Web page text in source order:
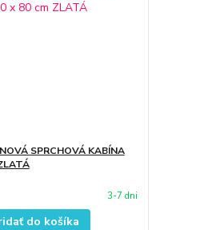
SPRCHOVÁ KABÍNA
3-7 dni
do košíka